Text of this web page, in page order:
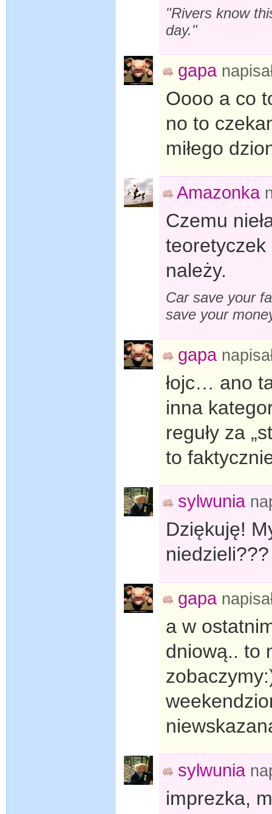
"Rivers know
day."
gapa
Oooo a co
no to
miłego
Amazonka
Czemu
należy.
Car save your
save your
gapa
łojc… ano
inna
reguły za
to
sylwunia
Dziękuję!
niedzieli???
gapa
a w
dniową.. to
sylwunia
imprezka,